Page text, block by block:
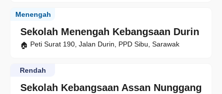
Sekolah Menengah Kebangsaan Durin
Menengah
Peti Surat 190, Jalan Durin, PPD Sibu, Sarawak
Sekolah Kebangsaan Assan Nunggang
Rendah